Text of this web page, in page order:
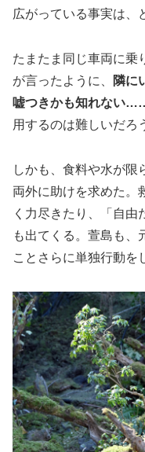
広がっている事実は、
たまたま同じ車両に乗
が言ったように、
隣に
嘘つきかも知れない
用するのは難しいだろ
しかも、食料や水が限
両外に助けを求めた。
く力尽きたり、「自由
も出てくる。萱島も、
ことさらに単独行動を